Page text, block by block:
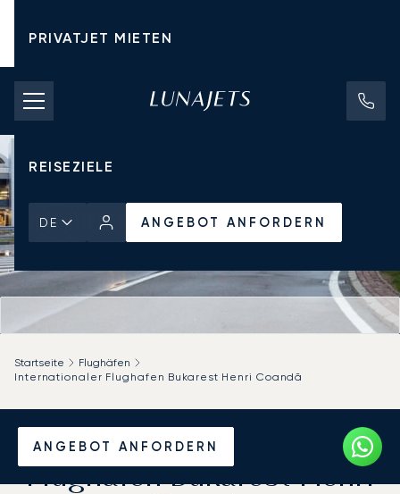
PRIVATJET MIETEN
CHARTERPREISE
PRIVATJETS
REISEZIELE
DE ANGEBOT ANFORDERN
ANGEBOT ANFORDERN
Startseite
Flughäfen
Internationaler Flughafen Bukarest Henri Coandă
Privatjet chartern zum
Flughafen Bukarest Henri